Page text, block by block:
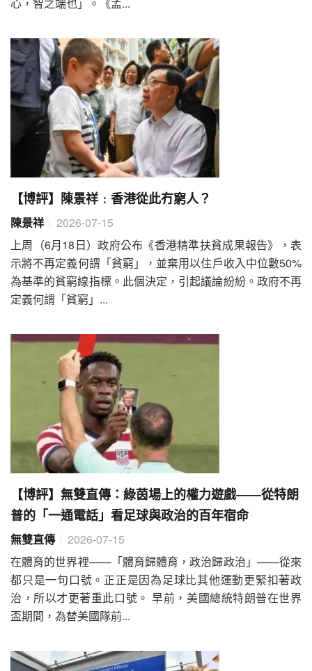
心，智之端也」。《孟...
【博評】陳景祥﹕香港從此冇窮人？
陳景祥
2026-07-15
上周（6月18日）政府公布《香港精準扶貧成果報告》，表
示將不再定義何謂「貧窮」，並棄用以住戶收入中位數50%
為基準的貧窮線指標。此個決定，引起議論紛紛。政府不再
定義何謂「貧窮」...
【博評】無雙直傳：綠茵場上的權力遊戲——從特朗
普的「一通電話」看足球與政治的百年宿命
無雙直傳
2026-07-15
在體育的世界裡——「體育歸體育，政治歸政治」——從來
都只是一句口號。正正是因為足球比其他運動更緊扣著政
治，所以才更著重此口號。 早前，美國總統特朗普在世界
盃期間，為替美國隊前...